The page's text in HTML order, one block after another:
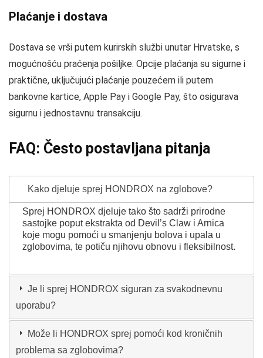
Plaćanje i dostava
Dostava se vrši putem kurirskih službi unutar Hrvatske, s
mogućnošću praćenja pošiljke. Opcije plaćanja su sigurne i
praktične, uključujući plaćanje pouzećem ili putem
bankovne kartice, Apple Pay i Google Pay, što osigurava
sigurnu i jednostavnu transakciju.
FAQ: Često postavljana pitanja
Kako djeluje sprej HONDROX na zglobove?
Sprej HONDROX djeluje tako što sadrži prirodne
sastojke poput ekstrakta od Devil’s Claw i Arnica
koje mogu pomoći u smanjenju bolova i upala u
zglobovima, te potiču njihovu obnovu i fleksibilnost.
Je li sprej HONDROX siguran za svakodnevnu
uporabu?
Može li HONDROX sprej pomoći kod kroničnih
problema sa zglobovima?